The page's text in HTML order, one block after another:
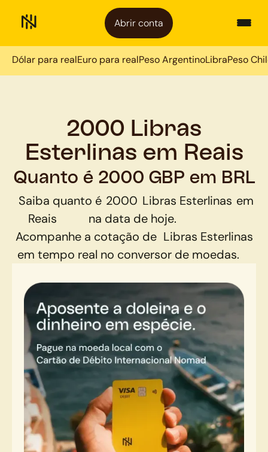
Abrir conta
Dólar para realEuro para realPeso ArgentinoLibraPeso
2000 Libras
Esterlinas em Reais
Quanto é 2000 GBP em BRL
Saiba quanto é 2000 Libras Esterlinas em
Reais
na data de hoje.
Acompanhe a cotação de Libras Esterlinas
em tempo real no conversor de moedas.